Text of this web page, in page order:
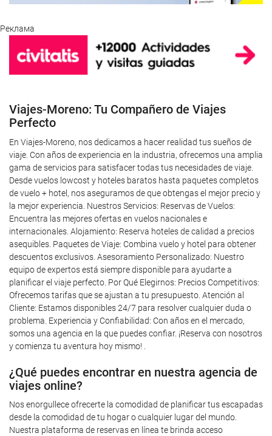
Реклама
Viajes-Moreno: Tu Compañero de Viajes
Perfecto
En Viajes-Moreno, nos dedicamos a hacer realidad tus sueños de
viaje. Con años de experiencia en la industria, ofrecemos una amplia
gama de servicios para satisfacer todas tus necesidades de viaje.
Desde vuelos lowcost y hoteles baratos hasta paquetes completos
de vuelo + hotel, nos aseguramos de que obtengas el mejor precio y
la mejor experiencia. Nuestros Servicios: Reservas de Vuelos:
Encuentra las mejores ofertas en vuelos nacionales e
internacionales. Alojamiento: Reserva hoteles de calidad a precios
asequibles. Paquetes de Viaje: Combina vuelo y hotel para obtener
descuentos exclusivos. Asesoramiento Personalizado: Nuestro
equipo de expertos está siempre disponible para ayudarte a
planificar el viaje perfecto. Por Qué Elegirnos: Precios Competitivos:
Ofrecemos tarifas que se ajustan a tu presupuesto. Atención al
Cliente: Estamos disponibles 24/7 para resolver cualquier duda o
problema. Experiencia y Confiabilidad: Con años en el mercado,
somos una agencia en la que puedes confiar. ¡Reserva con nosotros
y comienza tu aventura hoy mismo! .
¿Qué puedes encontrar en nuestra agencia de
viajes online?
Nos enorgullece ofrecerte la comodidad de planificar tus escapadas
desde la comodidad de tu hogar o cualquier lugar del mundo.
Nuestra plataforma de reservas en línea te brinda acceso